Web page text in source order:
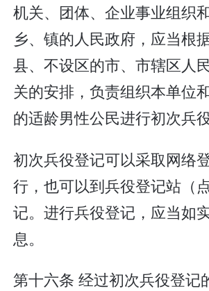
机关、团体、企业事业组织
乡、镇的人民政府，应当根
县、不设区的市、市辖区人
关的安排，负责组织本单位
的适龄男性公民进行初次兵役
初次兵役登记可以采取网络
行，也可以到兵役登记站（
记。进行兵役登记，应当如
息。
第十六条 经过初次兵役登记